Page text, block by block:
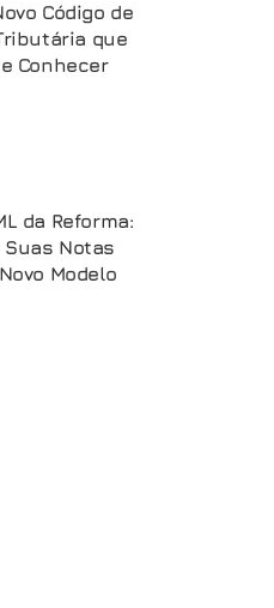
Código de
que
Conhecer
da Reforma:
Suas Notas
Modelo